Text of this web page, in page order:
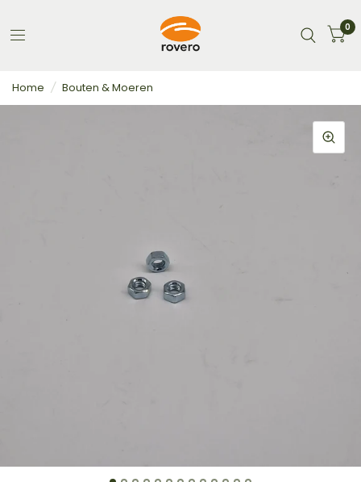
0
Home / Bouten & Moeren